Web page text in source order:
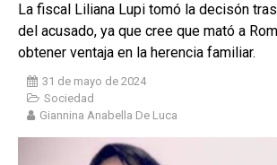
La fiscal Liliana Lupi tomó la decisón
del acusado, ya que cree que mató a
obtener ventaja en la herencia familiar.
31 de mayo de 2024
Sociedad
Giannina Anabella De Luca